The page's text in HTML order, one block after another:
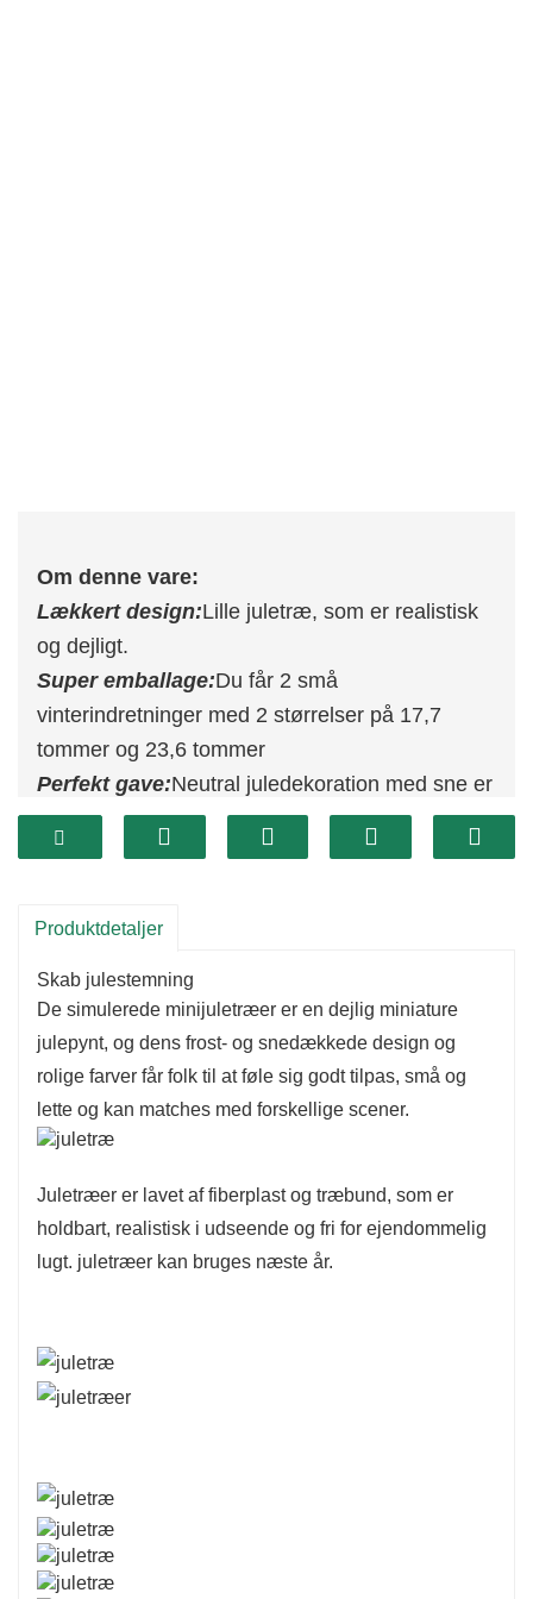
Om denne vare:
Lækkert design:Lille juletræ, som er realistisk
og dejligt.
Super emballage:Du får 2 små
vinterindretninger med 2 størrelser på 17,7
tommer og 23,6 tommer
Perfekt gave:Neutral juledekoration med sne er
smukke gaver til familie og venner.
Holdbar:Disse juletræsdekorationer i træ er de
Produktdetaljer
Skab julestemning
De simulerede minijuletræer er en dejlig miniature
julepynt, og dens frost- og snedækkede design og
rolige farver får folk til at føle sig godt tilpas, små og
lette og kan matches med forskellige scener.
Juletræer er lavet af fiberplast og træbund, som er
holdbart, realistisk i udseende og fri for ejendommelig
lugt. juletræer kan bruges næste år.